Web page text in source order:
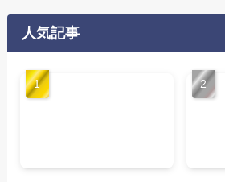
人気記事